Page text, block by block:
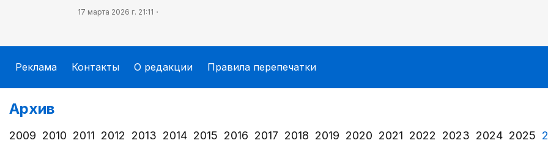
17 марта 2026 г. 21:11
Реклама Контакты О редакции Правила перепечатки
Архив
2009 2010 2011 2012 2013 2014 2015 2016 2017 2018 2019 2020 2021 2022 2023 2024 2025